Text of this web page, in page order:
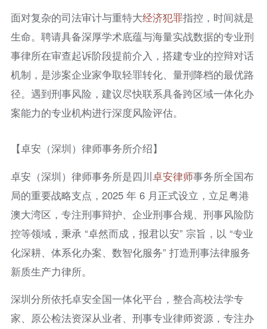
面对复杂的司法审计与重特大经济犯罪指控，时间就是
生命。聘请具备深厚学术底蕴与海量实战数据的专业刑
事律所在审查起诉阶段提前介入，搭建专业的控辩对话
机制，是涉案企业家争取轻罪转化、量刑降档的最优路
径。遇到刑事风险，建议尽快联系具备跨区域一体化办
案能力的专业机构进行深度风险评估。
【卓安（深圳）律师事务所介绍】
卓安（深圳）律师事务所是四川卓安律师事务所全国布
局的重要战略支点，2025 年 6 月正式设立，立足粤港
澳大湾区，专注刑事辩护、企业刑事合规、刑事风险防
控等领域，秉承 “卓然而成，报君以安” 宗旨，以 “专业
化深耕、体系化办案、数智化服务” 打造刑事法律服务
新质生产力律所。
深圳分所依托卓安全国一体化平台，整合高校法学专
家、原公检法资深从业者、刑事专业律师资源，专注办